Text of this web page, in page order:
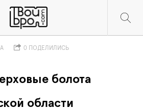
болота
области
0 ПОДЕЛИЛИСЬ